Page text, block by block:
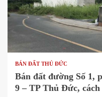
1 min read
BÁN ĐẤT THỦ ĐỨC
Bán đất đường Số 1,
9 – TP Thủ Đức,